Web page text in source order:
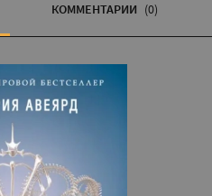
КОММЕНТАРИИ (0)